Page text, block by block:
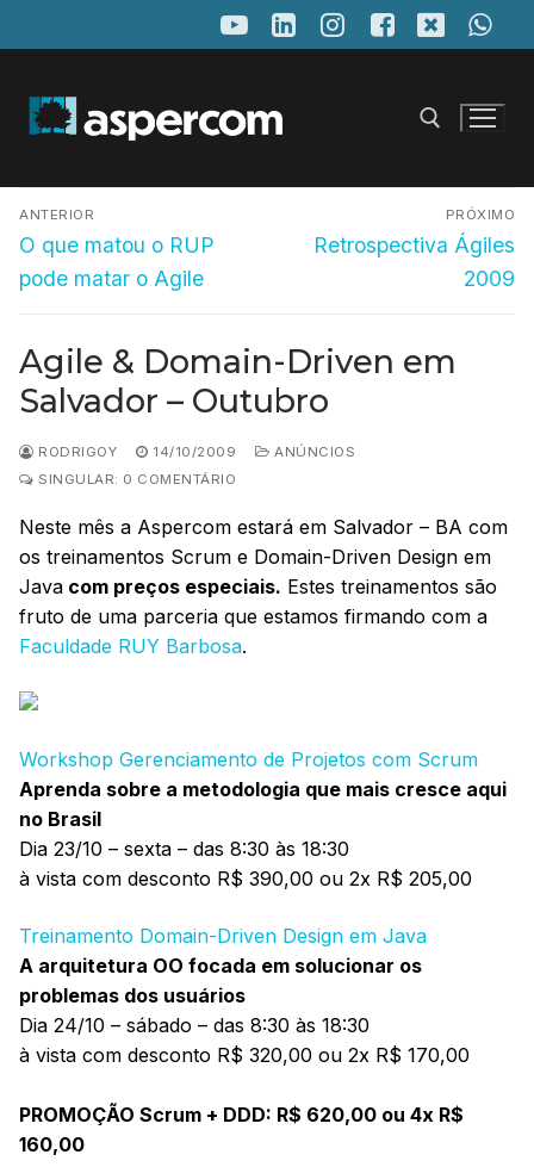
para
conteúdo
Pesquisar por:
Navegação
de
Post
ANTERIOR
Post
anterior:
O que matou o RUP
pode matar o Agile
PRÓXIMO
Próximo
Retrospectiva Ágiles
2009
Agile & Domain-Driven em
Salvador – Outubro
RODRIGOY 14/10/2009
ANÚNCIOS
SINGULAR: 0 COMENTÁRIO
Neste mês a Aspercom estará em Salvador – BA com
os treinamentos Scrum e Domain-Driven Design em
Java com preços especiais. Estes treinamentos são
fruto de uma parceria que estamos firmando com a
Faculdade RUY Barbosa.
Workshop Gerenciamento de Projetos com Scrum
Aprenda sobre a metodologia que mais cresce aqui
no Brasil
Dia 23/10 – sexta – das 8:30 às 18:30
à vista com desconto R$ 390,00 ou 2x R$ 205,00
Treinamento Domain-Driven Design em Java
A arquitetura OO focada em solucionar os
problemas dos usuários
Dia 24/10 – sábado – das 8:30 às 18:30
à vista com desconto R$ 320,00 ou 2x R$ 170,00
PROMOÇÃO Scrum + DDD: R$ 620,00 ou 4x R$
160,00